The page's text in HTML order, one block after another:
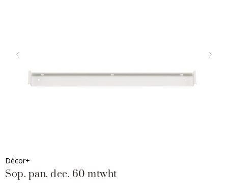
Décor+
Sop. pan. dec. 60 mtwht